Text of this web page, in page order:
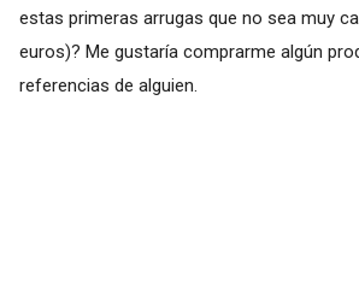
estas primeras arrugas que no sea muy
euros)? Me gustaría comprarme algún
referencias de alguien.